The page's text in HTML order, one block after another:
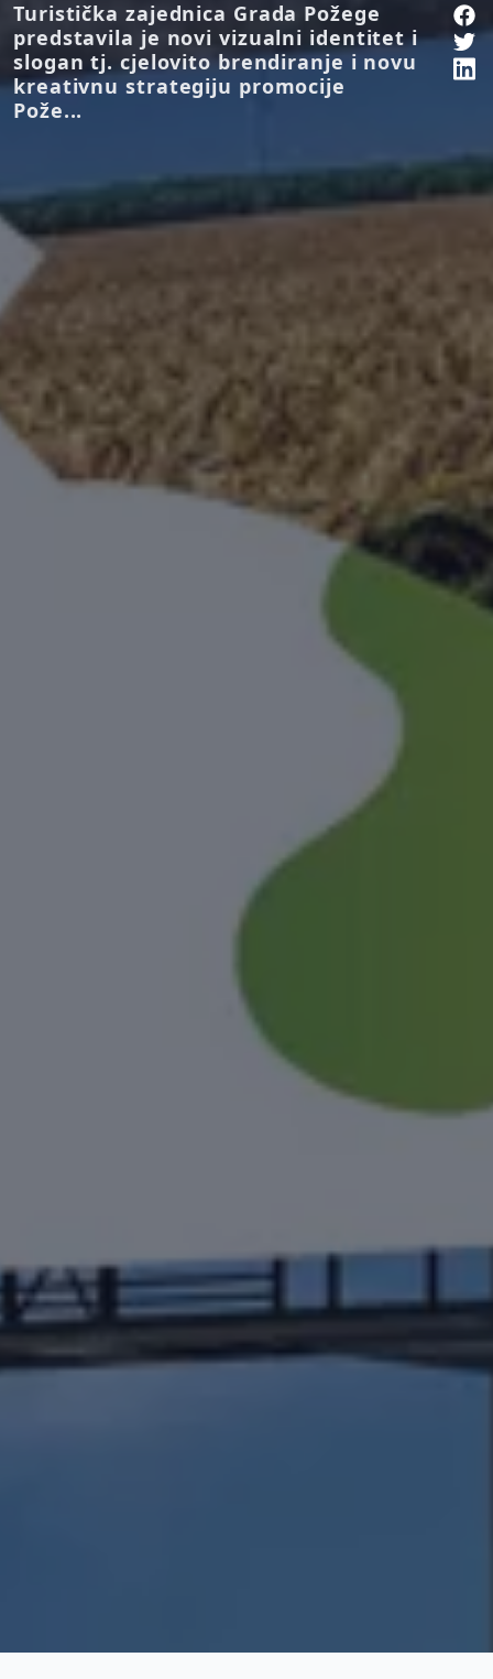
Turistička zajednica Grada Požege
predstavila je novi vizualni identitet i
slogan tj. cjelovito brendiranje i novu
kreativnu strategiju promocije
Pože...